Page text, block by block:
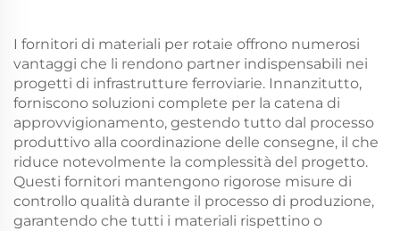
I fornitori di materiali per rotaie offrono numerosi
vantaggi che li rendono partner indispensabili nei
progetti di infrastrutture ferroviarie. Innanzitutto,
forniscono soluzioni complete per la catena di
approvvigionamento, gestendo tutto dal processo
produttivo alla coordinazione delle consegne, il che
riduce notevolmente la complessità del progetto.
Questi fornitori mantengono rigorose misure di
controllo qualità durante il processo di produzione,
garantendo che tutti i materiali rispettino o